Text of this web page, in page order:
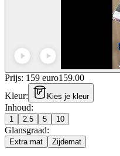
Prijs: 159 euro159.00
Kleur: Kies je kleur
Inhoud:
1 2.5 5 10
Glansgraad:
Extra mat Zijdemat